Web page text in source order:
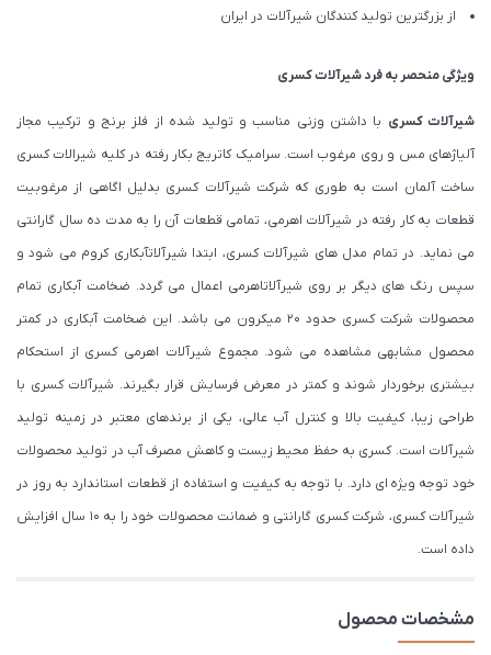
از بزرگترین تولید کنندگان شیرآلات در ایران
ویژگی منحصر به فرد شیرآلات کسری
شیرآلات کسری با داشتن وزنی مناسب و تولید شده از فلز برنج و ترکیب مجاز
آلیاژهای مس و روی مرغوب است. سرامیک کاتریج بکار رفته در کلیه شیرالات کسری
ساخت آلمان است به طوری که شرکت شیرآلات کسری بدلیل اگاهی از مرغوبیت
قطعات به کار رفته در شیرآلات اهرمی، تمامی قطعات آن را به مدت ده سال گارانتی
می نماید. در تمام مدل های شیرآلات کسری، ابتدا شیرآلاتآبکاری کروم می شود و
سپس رنگ های دیگر بر روی شیرآلاتاهرمی اعمال می گردد. ضخامت آبکاری تمام
محصولات شرکت کسری حدود ۲۰ میکرون می باشد. این ضخامت آبکاری در کمتر
محصول مشابهی مشاهده می شود. مجموع شیرآلات اهرمی کسری از استحکام
بیشتری برخوردار شوند و کمتر در معرض فرسایش قرار بگیرند. شیرآلات کسری با
طراحی زیبا، کیفیت بالا و کنترل آب عالی، یکی از برندهای معتبر در زمینه تولید
شیرآلات است. کسری به حفظ محیط زیست و کاهش مصرف آب در تولید محصولات
خود توجه ویژه ای دارد. با توجه به کیفیت و استفاده از قطعات استاندارد به روز در
شیرآلات کسری، شرکت کسری گارانتی و ضمانت محصولات خود را به 10 سال افزایش
داده است.
مشخصات محصول